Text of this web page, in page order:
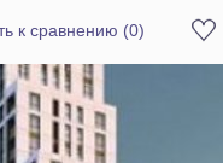
к сравнению (0)